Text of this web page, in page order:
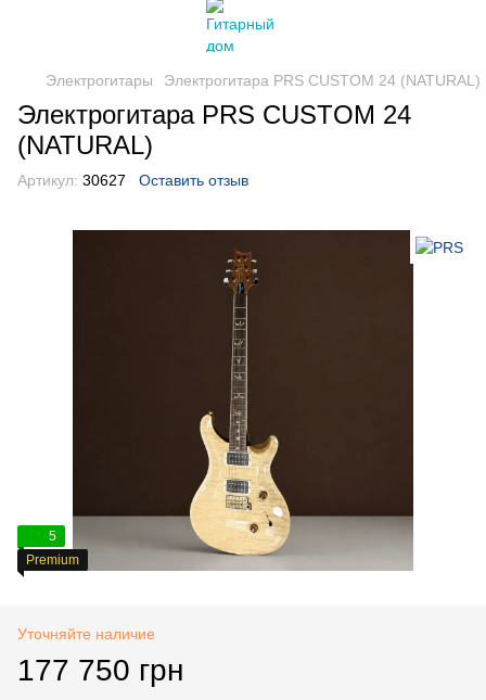
Электрогитары Электрогитара PRS CUSTOM 24 (NATURAL)
Электрогитара PRS CUSTOM 24
(NATURAL)
Артикул: 30627 Оставить отзыв
5
Premium
Уточняйте наличие
177 750 грн